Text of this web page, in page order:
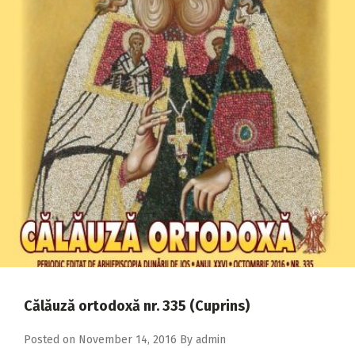
2014
2013
2012
2011
2009
Călăuză ortodoxă nr. 335 (Cuprins)
Posted on November 14, 2016 By admin